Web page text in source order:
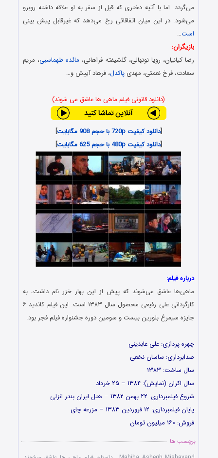
می‌گردد. اما با آتیه دختری که قبل از سفر به او علاقه داشته روبرو
می‌شود. در این میان اتفاقاتی رخ می‌دهد که غیرقابل پیش بینی
است…
بازیگران:
رضا کیانیان، رویا نونهالی، گلشیفته فراهانی، مائده طهماسبی، مریم
سعادت، فرخ نعمتی، مهدیپاکدل، فرهاد آییش و…
(دانلود قانونی فیلم ماهی ها عاشق می شوند)
[دانلود کیفیت 720p با حجم 908 مگابایت
]
[دانلود کیفیت 480p با حجم 625 مگابایت ]
درباره فیلم:
ماهی‌ها عاشق می‌شوند که پیش از این بهار خزر نام داشت، به
کارگردانی علی رفیعی محصول سال ۱۳۸۳ است. این فیلم کاندید ۶
جایزه سیمرغ بلورین بیست و سومین دوره جشنواره فیلم فجر بود.
چهره پردازی: علی عابدینی
صدابرداری: ساسان نخعی
سال ساخت: ۱۳۸۳
سال اکران (نمایش): ۱۳۸۴ – ۲۵ خرداد
شروع فیلمبرداری: ۲۲ بهمن ۱۳۸۲ – هتل ایران بندر انزلی
پایان فیلمبرداری: ۱۲ فروردین ۱۳۸۳ – مزرعه چای
فروش: ۱۶۰ میلیون تومان
برچسب ها